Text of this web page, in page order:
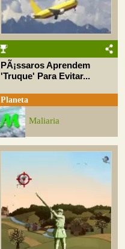
PÃ¡ssaros Aprendem
'Truque' Para Evitar...
Planeta
Maliaria